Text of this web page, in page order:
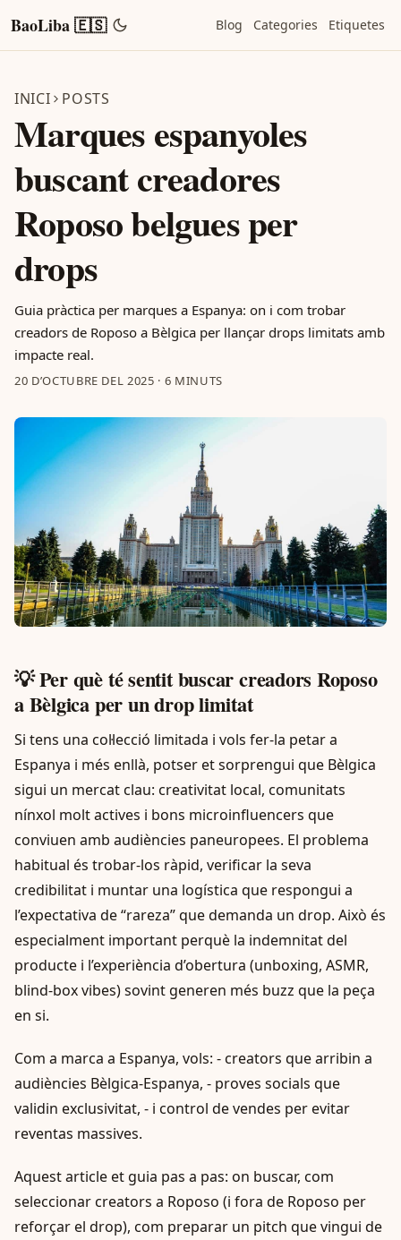
BaoLiba 🇪🇸 Blog Categories Etiquetes
INICI POSTS
Marques espanyoles
buscant creadores
Roposo belgues per
drops
Guia pràctica per marques a Espanya: on i com trobar
creadors de Roposo a Bèlgica per llançar drops limitats amb
impacte real.
20 D’OCTUBRE DEL 2025 · 6 MINUTS
💡 Per què té sentit buscar creadors Roposo
a Bèlgica per un drop limitat
Si tens una col·lecció limitada i vols fer-la petar a
Espanya i més enllà, potser et sorprengui que Bèlgica
sigui un mercat clau: creativitat local, comunitats
nínxol molt actives i bons microinfluencers que
conviuen amb audiències paneuropees. El problema
habitual és trobar-los ràpid, verificar la seva
credibilitat i muntar una logística que respongui a
l’expectativa de “rareza” que demanda un drop. Això és
especialment important perquè la indemnitat del
producte i l’experiència d’obertura (unboxing, ASMR,
blind-box vibes) sovint generen més buzz que la peça
en si.
Com a marca a Espanya, vols: - creators que arribin a
audiències Bèlgica‑Espanya, - proves socials que
validin exclusivitat, - i control de vendes per evitar
reventas massives.
Aquest article et guia pas a pas: on buscar, com
seleccionar creators a Roposo (i fora de Roposo per
reforçar el drop), com preparar un pitch que vingui de